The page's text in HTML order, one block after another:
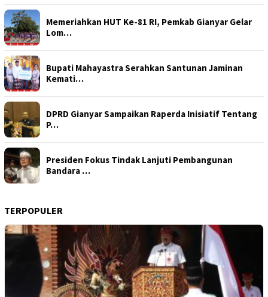
Memeriahkan HUT Ke-81 RI, Pemkab Gianyar Gelar
Lom…
Bupati Mahayastra Serahkan Santunan Jaminan
Kemati…
DPRD Gianyar Sampaikan Raperda Inisiatif Tentang
P…
Presiden Fokus Tindak Lanjuti Pembangunan
Bandara …
TERPOPULER